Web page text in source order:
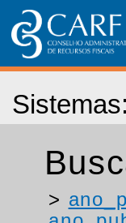
Sistemas:
>